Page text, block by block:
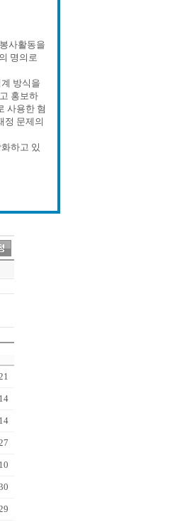
사활동을
명의로
방식을
홍보하
사용한 혐
정 문제의
하고 있